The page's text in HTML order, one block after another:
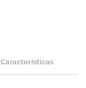
Características